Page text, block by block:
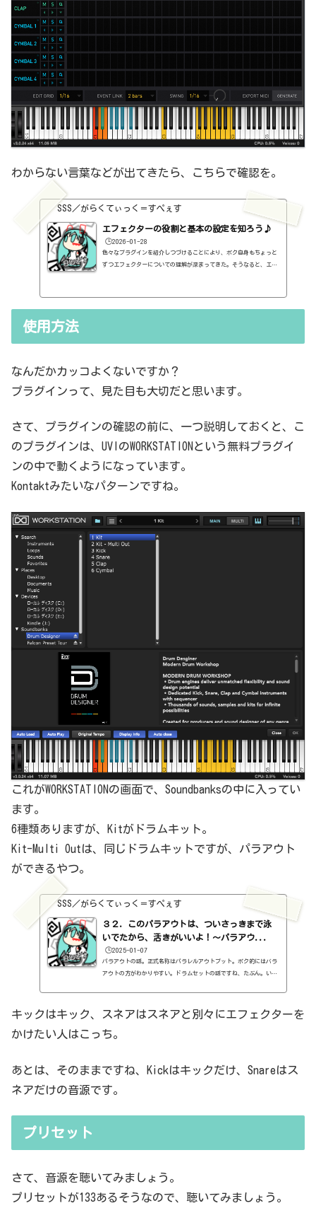
わからない言葉などが出てきたら、こちらで確認を。
SSS／がらくてぃっく＝すぺぇす
エフェクターの役割と基本の設定を知ろう♪
🕒️2026-01-28
色々なプラグインを紹介しつづけることにより、ボク自身もちょっと
ずつエフェクターについての理解が深まってきた。そうなると、エフ
使用方法
なんだかカッコよくないですか？
プラグインって、見た目も大切だと思います。
さて、プラグインの確認の前に、一つ説明しておくと、こ
のプラグインは、UVIのWORKSTATIONという無料プラグイ
ンの中で動くようになっています。
Kontaktみたいなパターンですね。
これがWORKSTATIONの画面で、Soundbanksの中に入ってい
ます。
6種類ありますが、Kitがドラムキット。
Kit-Multi Outは、同じドラムキットですが、パラアウト
ができるやつ。
SSS／がらくてぃっく＝すぺぇす
３２．このパラアウトは、ついさっきまで泳
いでたから、活きがいいよ！～パラアウ...
🕒️2025-01-07
パラアウトの話。正式名称はパラレルアウトプット。ボク的にはバラ
アウトの方がわかりやすい。ドラムセットの話ですね、たぶん。い
ムと言えばIMPACT XTですよね。これを立ち上げると、ミキサー画面に
に。使っている人はわかると思いますが、キックの音は1に出てき
キックはキック、スネアはスネアと別々にエフェクターを
かけたい人はこっち。
あとは、そのままですね、Kickはキックだけ、Snareはス
ネアだけの音源です。
プリセット
さて、音源を聴いてみましょう。
プリセットが133あるそうなので、聴いてみましょう。